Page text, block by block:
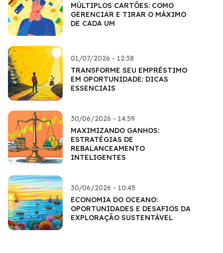
MÚLTIPLOS CARTÕES: COMO
GERENCIAR E TIRAR O MÁXIMO
DE CADA UM
01/07/2026 - 12:38
TRANSFORME SEU EMPRÉSTIMO
EM OPORTUNIDADE: DICAS
ESSENCIAIS
30/06/2026 - 14:59
MAXIMIZANDO GANHOS:
ESTRATÉGIAS DE
REBALANCEAMENTO
INTELIGENTES
30/06/2026 - 10:45
ECONOMIA DO OCEANO:
OPORTUNIDADES E DESAFIOS DA
EXPLORAÇÃO SUSTENTÁVEL